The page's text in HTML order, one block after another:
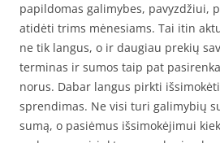
papildomas galimybes, pavyzdžiui,
atidėti trims mėnesiams. Tai itin
ne tik langus, o ir daugiau prekių
terminas ir sumos taip pat
norus. Dabar langus pirkti
sprendimas. Ne visi turi galimybių
sumą, o pasiėmus išsimokėjimui